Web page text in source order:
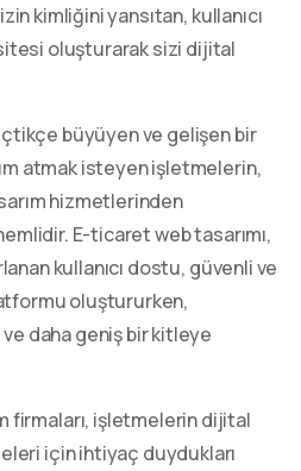
kimliğini yansıtan, kullanıcı
oluşturarak sizi dijital
büyüyen ve gelişen bir
atmak isteyen işletmelerin,
hizmetlerinden
E-ticaret web tasarımı,
kullanıcı dostu, güvenli ve
oluştururken,
daha geniş bir kitleye
firmaları, işletmelerin dijital
için ihtiyaç duydukları